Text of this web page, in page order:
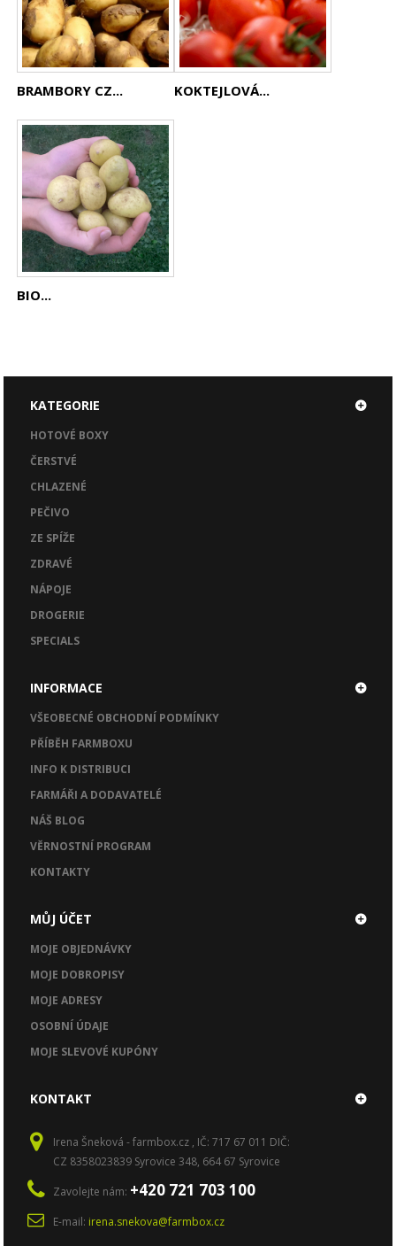
BRAMBORY CZ... KOKTEJLOVÁ...
BIO...
KATEGORIE
HOTOVÉ BOXY
ČERSTVÉ
CHLAZENÉ
PEČIVO
ZE SPÍŽE
ZDRAVÉ
NÁPOJE
DROGERIE
SPECIALS
INFORMACE
VŠEOBECNÉ OBCHODNÍ PODMÍNKY
PŘÍBĚH FARMBOXU
INFO K DISTRIBUCI
FARMÁŘI A DODAVATELÉ
NÁŠ BLOG
VĚRNOSTNÍ PROGRAM
KONTAKTY
MŮJ ÚČET
MOJE OBJEDNÁVKY
MOJE DOBROPISY
MOJE ADRESY
OSOBNÍ ÚDAJE
MOJE SLEVOVÉ KUPÓNY
KONTAKT
Irena Šneková - farmbox.cz , IČ: 717 67 011 DIČ:
CZ 8358023839 Syrovice 348, 664 67 Syrovice
Zavolejte nám: +420 721 703 100
E-mail: irena.snekova@farmbox.cz